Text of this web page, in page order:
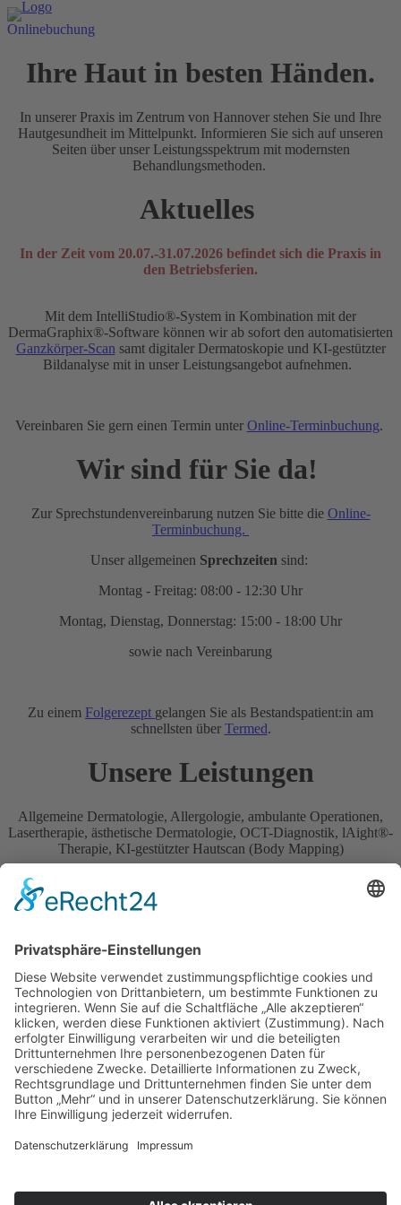
Onlinebuchung
Ihre Haut in besten Händen.
In unserer Praxis im Zentrum von Hannover stehen Sie und Ihre
Hautgesundheit im Mittelpunkt. Informieren Sie sich auf unseren
Seiten über unser Leistungsspektrum mit modernsten
Behandlungsmethoden.
Aktuelles
In der Zeit vom 20.07.-31.07.2026 befindet sich die Praxis in
den Betriebsferien.
Mit dem IntelliStudio®-System in Kombination mit der
DermaGraphix®-Software können wir ab sofort den automatisierten
Ganzkörper-Scan samt digitaler Dermatoskopie und KI-gestützter
Bildanalyse mit in unser Leistungsangebot aufnehmen.
Vereinbaren Sie gern einen Termin unter Online-Terminbuchung.
Wir sind für Sie da!
Zur Sprechstundenvereinbarung nutzen Sie bitte die Online-
Terminbuchung.
Unser allgemeinen Sprechzeiten sind:
Montag - Freitag: 08:00 - 12:30 Uhr
Montag, Dienstag, Donnerstag: 15:00 - 18:00 Uhr
sowie nach Vereinbarung
Zu einem Folgerezept gelangen Sie als Bestandspatient:in am
schnellsten über Termed.
Unsere Leistungen
Allgemeine Dermatologie, Allergologie, ambulante Operationen,
Lasertherapie, ästhetische Dermatologie, OCT-Diagnostik, lAight®-
Therapie, KI-gestützter Hautscan (Body Mapping)
zur Leistungsübersicht >
Terminbuchung
Bitte nutzen Sie unsere Online-Terminbuchung:
Rezeptbestellung
Bitte bestellen Sie Ihre Rezepte online über Termed:
OnlineDoctor
erhalten Sie innerhalb von 48h eine kompetente Einschätzung Ihres